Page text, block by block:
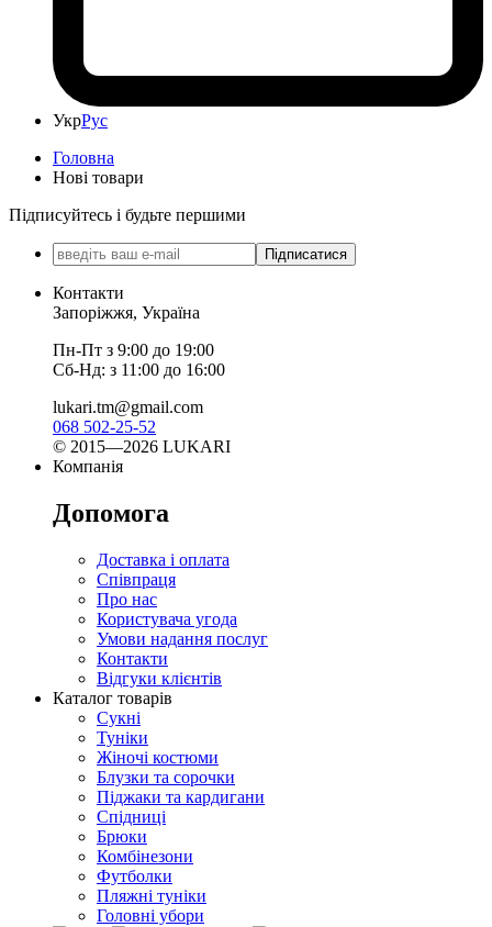
УкрРус
Головна
Нові товари
Підписуйтесь і будьте першими
Підписатися
Контакти
Запоріжжя, Україна
Пн-Пт з 9:00 до 19:00
Сб-Нд: з 11:00 до 16:00
lukari.tm@gmail.com
068 502-25-52
© 2015—2026 LUKARI
Компанія
Допомога
Доставка і оплата
Співпраця
Про нас
Користувача угода
Умови надання послуг
Контакти
Відгуки клієнтів
Каталог товарів
Сукні
Туніки
Жіночі костюми
Блузки та сорочки
Піджаки та кардигани
Спідниці
Брюки
Комбінезони
Футболки
Пляжні туніки
Головні убори